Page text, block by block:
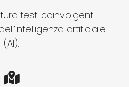
testi coinvolgenti
artificiale
(AI).